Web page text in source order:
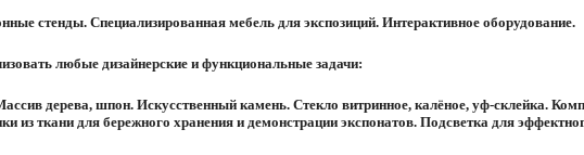
стенды. Специализированная мебель для экспозиций. Интерактивное оборудование.
любые дизайнерские и функциональные задачи:
дерева, шпон. Искусственный камень. Стекло витринное, калёное, уф-склейка.
ткани для бережного хранения и демонстрации экспонатов. Подсветка для